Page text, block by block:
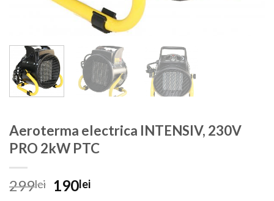
Aeroterma electrica INTENSIV, 230V
PRO 2kW PTC
299lei
Prețul
190leiPrețul